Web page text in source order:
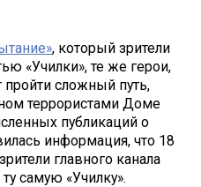
, который зрители
«Училки», те же герои,
пройти сложный путь,
террористами Доме
публикаций о
информация, что 18
главного канала
самую «Училку».